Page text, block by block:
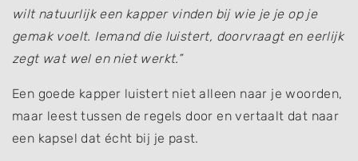
wilt natuurlijk een kapper vinden bij wie je je op je
gemak voelt. Iemand die luistert, doorvraagt en eerlijk
zegt wat wel en niet werkt.”
Een goede kapper luistert niet alleen naar je woorden,
maar leest tussen de regels door en vertaalt dat naar
een kapsel dat écht bij je past.